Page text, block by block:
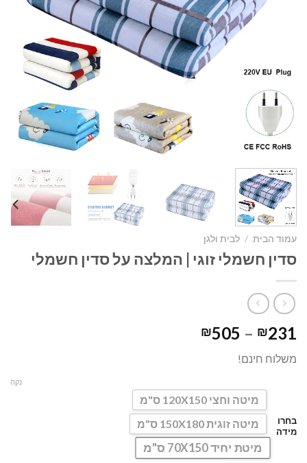
עמוד הבית / לבית ולגן
סדין חשמלי זוגי | המלצה על סדין חשמלי
₪231
–
₪505
משלוח חינם!
בחרו
מידה
מיטה וחצי 120X150 ס"מ
מיטה זוגית 150X180 ס"מ
מיטת יחיד 70X150 ס"מ
נקה